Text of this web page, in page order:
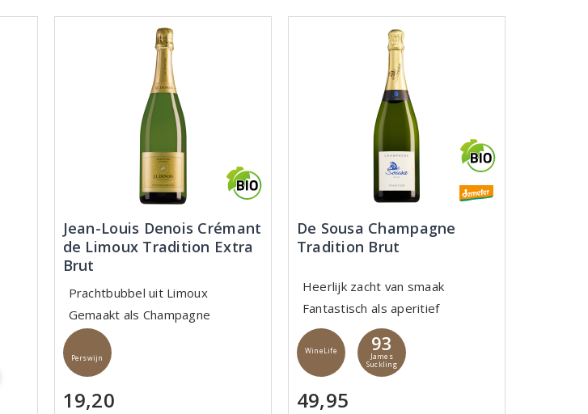
Jean-Louis Denois Crémant
de Limoux Tradition Extra
Brut
Prachtbubbel uit Limoux
Gemaakt als Champagne
Perswijn
19,20
De Sousa Champagne
Tradition Brut
Heerlijk zacht van smaak
Fantastisch als aperitief
WineLife 93
James
Suckling
49,95